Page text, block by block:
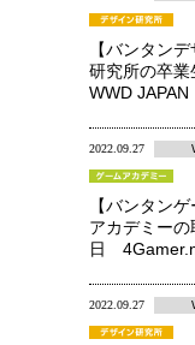
【バンタン
研究所の卒
WWD JAPAN
2022.09.27
【バンタン
アカデミー
日
2022.09.27